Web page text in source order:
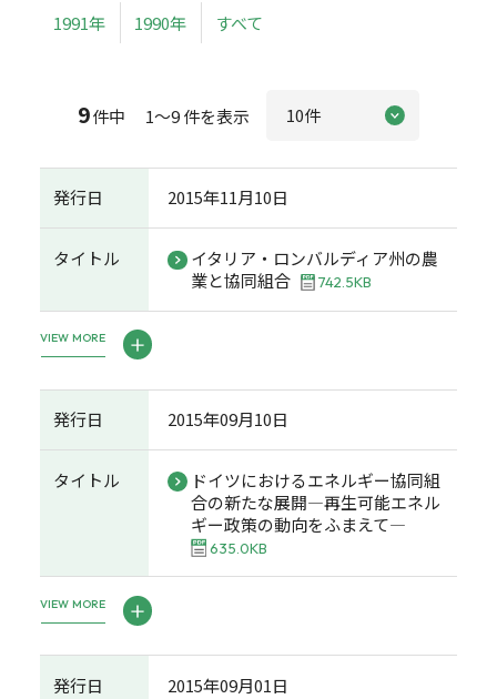
1991年 1990年 すべて
9件中 1～9 件を表示
発行日 2015年11月10日
タイトル
イタリア・ロンバルディア州の農
業と協同組合
742.5KB
VIEW MORE
発行日 2015年09月10日
タイトル
ドイツにおけるエネルギー協同組
合の新たな展開―再生可能エネル
ギー政策の動向をふまえて―
635.0KB
VIEW MORE
発行日 2015年09月01日